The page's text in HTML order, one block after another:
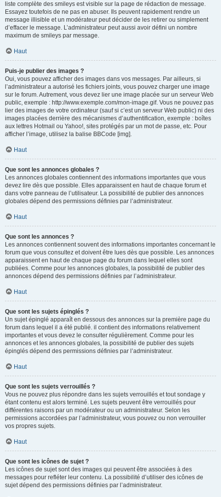
liste complète des smileys est visible sur la page de rédaction de message.
Essayez toutefois de ne pas en abuser. Ils peuvent rapidement rendre un
message illisible et un modérateur peut décider de les retirer ou simplement
d’effacer le message. L’administrateur peut aussi avoir défini un nombre
maximum de smileys par message.
Haut
Puis-je publier des images ?
Oui, vous pouvez afficher des images dans vos messages. Par ailleurs, si
l’administrateur a autorisé les fichiers joints, vous pouvez charger une image
sur le forum. Autrement, vous devez lier une image placée sur un serveur Web
public, exemple : http://www.exemple.com/mon-image.gif. Vous ne pouvez pas
lier des images de votre ordinateur (sauf si c’est un serveur Web public) ni des
images placées derrière des mécanismes d’authentification, exemple : boîtes
aux lettres Hotmail ou Yahoo!, sites protégés par un mot de passe, etc. Pour
afficher l’image, utilisez la balise BBCode [img].
Haut
Que sont les annonces globales ?
Les annonces globales contiennent des informations importantes que vous
devez lire dès que possible. Elles apparaissent en haut de chaque forum et
dans votre panneau de l’utilisateur. La possibilité de publier des annonces
globales dépend des permissions définies par l’administrateur.
Haut
Que sont les annonces ?
Les annonces contiennent souvent des informations importantes concernant le
forum que vous consultez et doivent être lues dès que possible. Les annonces
apparaissent en haut de chaque page du forum dans lequel elles sont
publiées. Comme pour les annonces globales, la possibilité de publier des
annonces dépend des permissions définies par l’administrateur.
Haut
Que sont les sujets épinglés ?
Un sujet épinglé apparaît en dessous des annonces sur la première page du
forum dans lequel il a été publié. il contient des informations relativement
importantes et vous devez le consulter régulièrement. Comme pour les
annonces et les annonces globales, la possibilité de publier des sujets
épinglés dépend des permissions définies par l’administrateur.
Haut
Que sont les sujets verrouillés ?
Vous ne pouvez plus répondre dans les sujets verrouillés et tout sondage y
étant contenu est alors terminé. Les sujets peuvent être verrouillés pour
différentes raisons par un modérateur ou un administrateur. Selon les
permissions accordées par l’administrateur, vous pouvez ou non verrouiller
vos propres sujets.
Haut
Que sont les icônes de sujet ?
Les icônes de sujet sont des images qui peuvent être associées à des
messages pour refléter leur contenu. La possibilité d’utiliser des icônes de
sujet dépend des permissions définies par l’administrateur.